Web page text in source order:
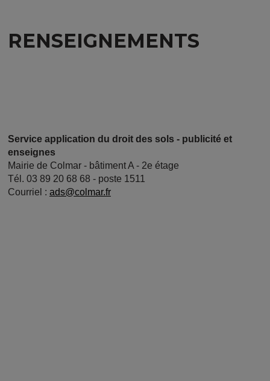
RENSEIGNEMENTS
Service application du droit des sols - publicité et
enseignes
Mairie de Colmar - bâtiment A - 2e étage
Tél. 03 89 20 68 68 - poste 1511
Courriel : ads@colmar.fr